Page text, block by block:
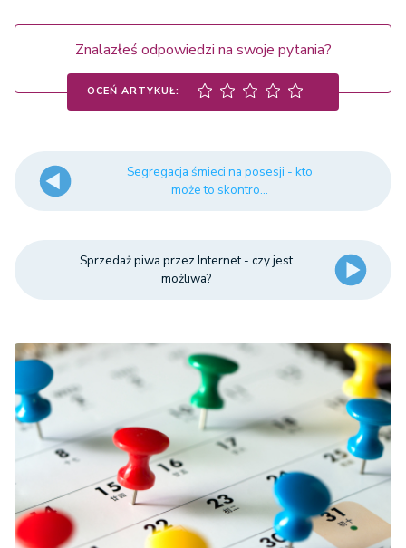
Znalazłeś odpowiedzi na swoje pytania?
OCEŃ ARTYKUŁ:
Segregacja śmieci na posesji - kto
może to skontro...
Sprzedaż piwa przez Internet - czy jest
możliwa?